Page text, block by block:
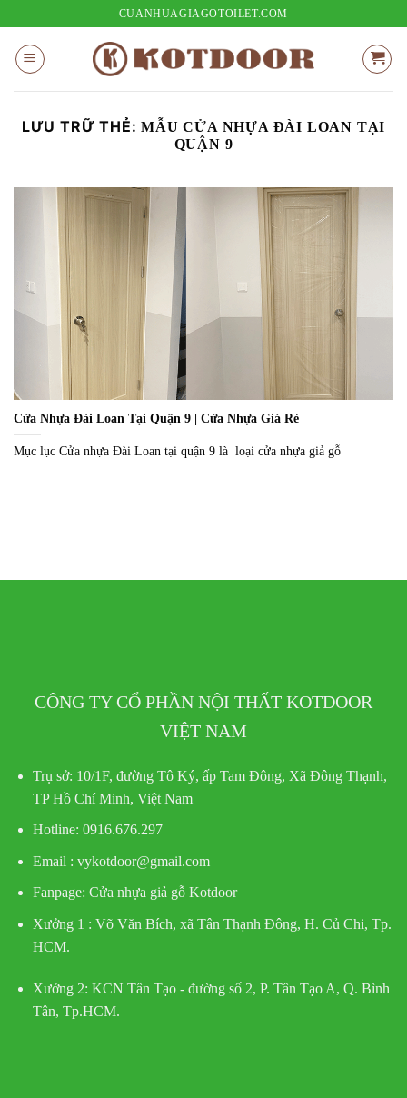
nội
dung
CUANHUAGIAGOTOILET.COM
LƯU TRỮ THẺ:MẪU CỬA NHỰA ĐÀI LOAN TẠI
QUẬN 9
Cửa Nhựa Đài Loan Tại Quận 9 | Cửa Nhựa Giá Rẻ
Mục lục Cửa nhựa Đài Loan tại quận 9 là loại cửa nhựa giả gỗ
CÔNG TY CỔ PHẦN NỘI THẤT KOTDOOR
VIỆT NAM
Trụ sở: 10/1F, đường Tô Ký, ấp Tam Đông, Xã Đông Thạnh,
TP Hồ Chí Minh, Việt Nam
Hotline: 0916.676.297
Email : vykotdoor@gmail.com
Fanpage: Cửa nhựa giả gỗ Kotdoor
Xưởng 1 : Võ Văn Bích, xã Tân Thạnh Đông, H. Củ Chi, Tp.
HCM.
Xưởng 2: KCN Tân Tạo - đường số 2, P. Tân Tạo A, Q. Bình
Tân, Tp.HCM.